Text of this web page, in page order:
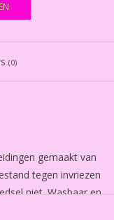
(0)
gemaakt van
tegen invriezen
niet. Wasbaar en